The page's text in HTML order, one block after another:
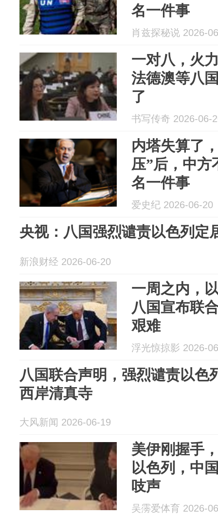
名一件事
肖兹探秘说 2026-
一对八，火
法德澳等八
了
书写传奇 2026-06-
内塔失算了
压”后，中方
名一件事
爱史纪 2026-06-20
央视：八国强烈谴责以色列定
新浪财经 2026-06-20
一周之内，
八国宣布联
艰难
浮光惊掠影 2026-
八国联合声明，强烈谴责以色
西岸清真寺
大风新闻 2026-06-19
美伊刚握手
以色列，中
吱声
吴霶爱体育 2026-